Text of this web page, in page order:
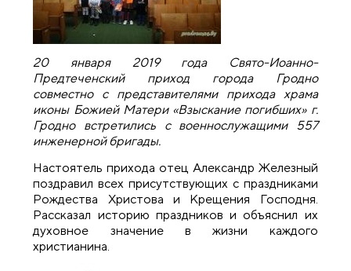
20 января 2019 года Свято-Иоанно-
Предтеченский приход города Гродно
совместно с представителями прихода храма
иконы Божией Матери «Взыскание погибших» г.
Гродно встретились с военнослужащими 557
инженерной бригады.
Настоятель прихода отец Александр Железный
поздравил всех присутствующих с праздниками
Рождества Христова и Крещения Господня.
Рассказал историю праздников и объяснил их
духовное значение в жизни каждого
христианина.